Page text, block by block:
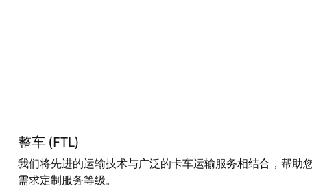
整车 (FTL)
我们将先进的运输技术与广泛的卡车运输服务相结合，帮
需求定制服务等级。